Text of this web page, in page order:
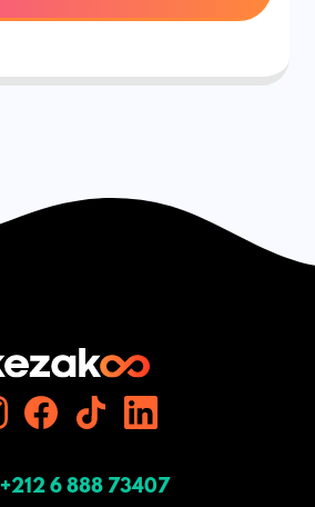
+212 6 888 73407